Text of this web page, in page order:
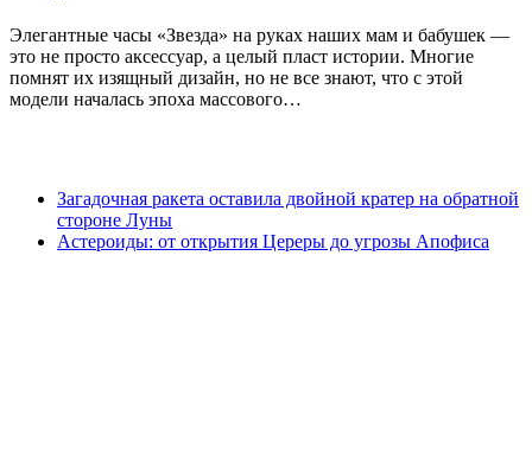
Элегантные часы «Звезда» на руках наших мам и бабушек —
это не просто аксессуар, а целый пласт истории. Многие
помнят их изящный дизайн, но не все знают, что с этой
модели началась эпоха массового…
Загадочная ракета оставила двойной кратер на обратной
стороне Луны
Астероиды: от открытия Цереры до угрозы Апофиса